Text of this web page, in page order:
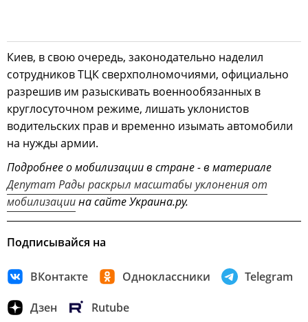
Киев, в свою очередь, законодательно наделил
сотрудников ТЦК сверхполномочиями, официально
разрешив им разыскивать военнообязанных в
круглосуточном режиме, лишать уклонистов
водительских прав и временно изымать автомобили
на нужды армии.
Подробнее о мобилизации в стране - в материале
Депутат Рады раскрыл масштабы уклонения от
мобилизациина сайте Украина.ру.
Подписывайся на
ВКонтакте Одноклассники Telegram
Дзен Rutube